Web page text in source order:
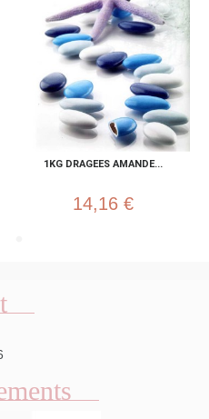
1KG DRAGEES AMANDE...
14,16 €